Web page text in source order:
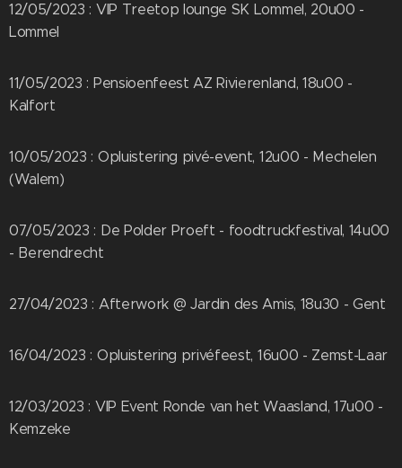
12/05/2023 : VIP Treetop lounge SK Lommel, 20u00 -
Lommel
11/05/2023 : Pensioenfeest AZ Rivierenland, 18u00 -
Kalfort
10/05/2023 : Opluistering pivé-event, 12u00 - Mechelen
(Walem)
07/05/2023 : De Polder Proeft - foodtruckfestival, 14u00
- Berendrecht
27/04/2023 : Afterwork @ Jardin des Amis, 18u30 - Gent
16/04/2023 : Opluistering privéfeest, 16u00 - Zemst-Laar
12/03/2023 : VIP Event Ronde van het Waasland, 17u00 -
Kemzeke